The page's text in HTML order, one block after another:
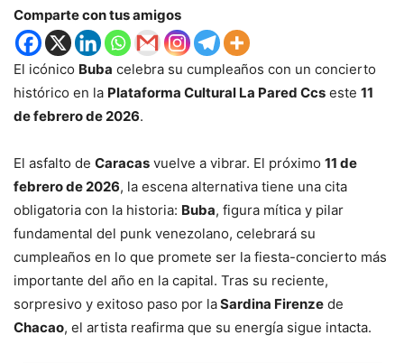
Comparte con tus amigos
El icónico Buba celebra su cumpleaños con un concierto
histórico en la Plataforma Cultural La Pared Ccs este 11
de febrero de 2026.
El asfalto de Caracas vuelve a vibrar. El próximo 11 de
febrero de 2026, la escena alternativa tiene una cita
obligatoria con la historia: Buba, figura mítica y pilar
fundamental del punk venezolano, celebrará su
cumpleaños en lo que promete ser la fiesta-concierto más
importante del año en la capital. Tras su reciente,
sorpresivo y exitoso paso por laSardina Firenze de
Chacao, el artista reafirma que su energía sigue intacta.